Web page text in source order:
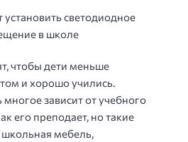
чтобы дети меньше
и хорошо учились.
зависит от учебного
его преподает, но такие
мебель,